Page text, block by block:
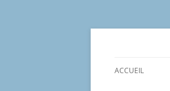
Aller
ACCUEIL